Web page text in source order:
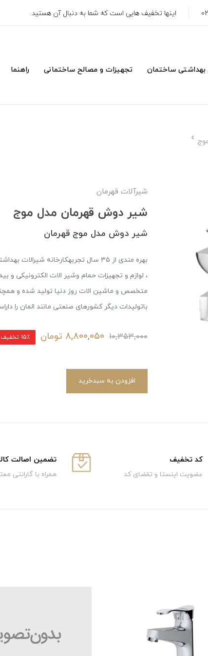
اینها تخفیف هایی است که شما به دنبال آن هستید.
بهداشتی ساختمان تجهیزات و مصالح ساختمانی راهنما
شيرآلات قهرمان
شیر دوش قهرمان مدل موج
شیر دوش مدل موج قهرمان
بهره مندی از ۳۵ سال تجربهکارخانه
، لوازم و تجهیزات حمام وشیر الات الکترونیکی و
متخصص و ماشین الات روز دنیا تولید شده و
باتولیدات دیگر کشورهای صنعتی مانند المان را
10,353,000
8,800,050 تومان 15٪ تخفیف
افزودن به سبدخرید
كد تخفيف
عضویت اینستا و تقضای کد
تضمین اصالت
همراه با گارانتی